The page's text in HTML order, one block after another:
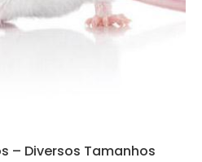
– Diversos Tamanhos